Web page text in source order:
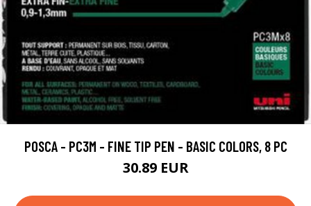
POSCA - PC3M - FINE TIP PEN - BASIC COLORS, 8 PC
30.89 EUR